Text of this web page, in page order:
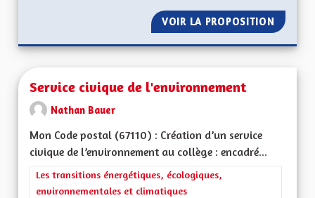
VOIR LA PROPOSITION
Service civique de l'environnement
Nathan Bauer
Mon Code postal (67110) : Création d’un service
civique de l’environnement au collège : encadré...
Filtrer les résultats de la catégorie : Les transitions
Les transitions énergétiques, écologiques,
environnementales et climatiques